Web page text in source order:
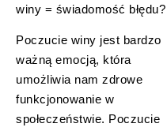
winy = świadomość błędu?
Poczucie winy jest bardzo
ważną emocją, która
umożliwia nam zdrowe
funkcjonowanie w
społeczeństwie. Poczucie